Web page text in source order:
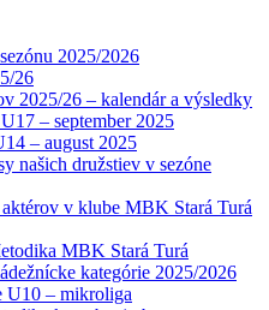
2025/2026
26
2025/26 – kalendár a výsledky
– september 2025
– august 2025
našich družstiev v sezóne
aktérov v klube MBK Stará Turá
MBK Stará Turá
kategórie 2025/2026
U10 – mikroliga